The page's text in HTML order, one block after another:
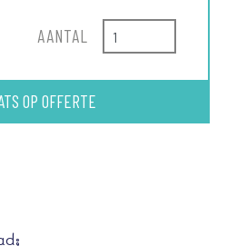
AANTAL
OP OFFERTE